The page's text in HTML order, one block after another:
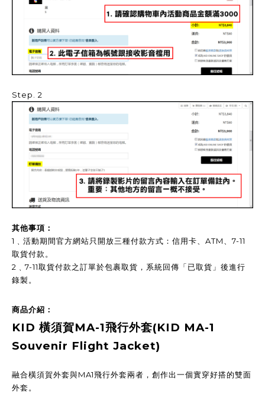
Step. 2
其他事項：
1﹑活動期間官方網站只開放三種付款方式：信用卡、ATM、7-11
取貨付款。
2﹑7-11取貨付款之訂單於包裹取貨，系統回傳「已取貨」後進行
錄製。
商品介紹：
KID 橫須賀MA-1飛行外套(KID MA-1
Souvenir Flight Jacket)
融合橫須賀外套與MA1飛行外套兩者，創作出一個實穿好搭的雙面
外套。